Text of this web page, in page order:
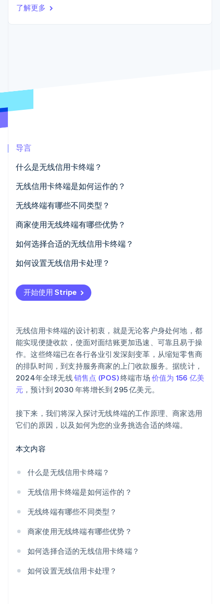
Atlas
Stripe Sessions 2026
了解 Stripe 如何为 AI 构建经济基础设施。
立即观看
成为合作伙伴
了解更多
导言
什么是无线信用卡终端？
无线信用卡终端是如何运作的？
无线终端有哪些不同类型？
独立式无线终端
移动读卡器
智能终端和混合终端
软件
商家使用无线终端有哪些优势？
关键业务场景下的移动便捷性
加快结账速度，缩短排队时间
更多的促成交易途径
强大的内置安全防护
如何选择合适的无线信用卡终端？
您的使用场景
您的连接需求
客户偏好的支付方式
易用性和可靠性
安全性与监管合规
成本
如何设置无线信用卡处理？
选择您的终端和提供商
设置商家账户
将设备注册到您的支付账户中
配置设置
进行团队培训
开始使用 Stripe
无线信用卡终端的设计初衷，就是无论客户身处何地，都
能实现便捷收款，使面对面结账更加迅速、可靠且易于操
作。这些终端已在各行各业引发深刻变革，从缩短零售商
的排队时间，到支持服务商家的上门收款服务。据统计，
2024年全球无线销售点 (POS)终端市场价值为 156 亿美
元 ，预计到 2030 年将增长到 295 亿美元。
接下来，我们将深入探讨无线终端的工作原理、商家选用
它们的原因，以及如何为您的业务挑选合适的终端。
本文内容
什么是无线信用卡终端？
无线信用卡终端是如何运作的？
无线终端有哪些不同类型？
商家使用无线终端有哪些优势？
如何选择合适的无线信用卡终端？
如何设置无线信用卡处理？